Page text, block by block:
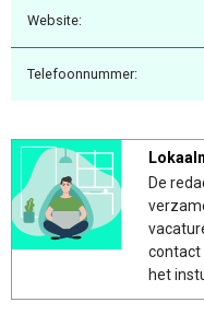
Website:
Telefoonnummer:
De
contact
het